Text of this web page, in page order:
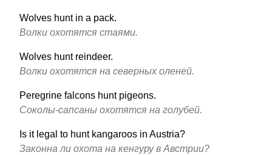
Wolves hunt in a pack.
Волки охотятся стаями.
Wolves hunt reindeer.
Волки охотятся на северных оленей.
Peregrine falcons hunt pigeons.
Соколы-сапсаны охотятся на голубей.
Is it legal to hunt kangaroos in Austria?
Законна ли охота на кенгуру в Австрии?